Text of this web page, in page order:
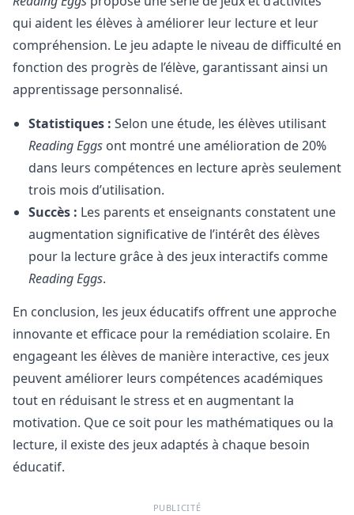
qui aident les élèves à améliorer leur lecture et leur
compréhension. Le jeu adapte le niveau de difficulté en
fonction des progrès de l’élève, garantissant ainsi un
apprentissage personnalisé.
Statistiques : Selon une étude, les élèves utilisant
Reading Eggs ont montré une amélioration de 20%
dans leurs compétences en lecture après seulement
trois mois d’utilisation.
Succès : Les parents et enseignants constatent une
augmentation significative de l’intérêt des élèves
pour la lecture grâce à des jeux interactifs comme
Reading Eggs.
En conclusion, les jeux éducatifs offrent une approche
innovante et efficace pour la remédiation scolaire. En
engageant les élèves de manière interactive, ces jeux
peuvent améliorer leurs compétences académiques
tout en réduisant le stress et en augmentant la
motivation. Que ce soit pour les mathématiques ou la
lecture, il existe des jeux adaptés à chaque besoin
éducatif.
PUBLICITÉ